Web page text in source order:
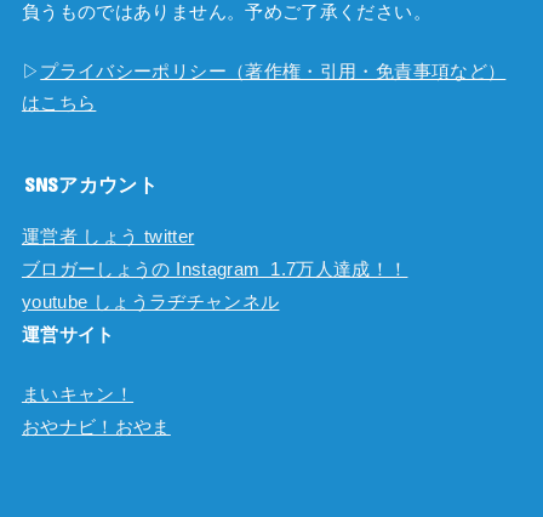
負うものではありません。予めご了承ください。
▷ プライバシーポリシー（著作権・引用・免責事項など）
はこちら
SNSアカウント
運営者 しょう twitter
ブロガーしょうの Instagram 1.7万人達成！！
youtube しょうラヂチャンネル
運営サイト
まいキャン！
おやナビ！おやま